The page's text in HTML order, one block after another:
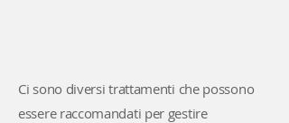
Ci sono diversi trattamenti che possono
essere raccomandati per gestire